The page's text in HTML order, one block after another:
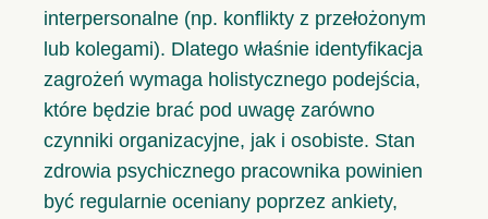
interpersonalne (np. konflikty z przełożonym
lub kolegami). Dlatego właśnie identyfikacja
zagrożeń wymaga holistycznego podejścia,
które będzie brać pod uwagę zarówno
czynniki organizacyjne, jak i osobiste. Stan
zdrowia psychicznego pracownika powinien
być regularnie oceniany poprzez ankiety,